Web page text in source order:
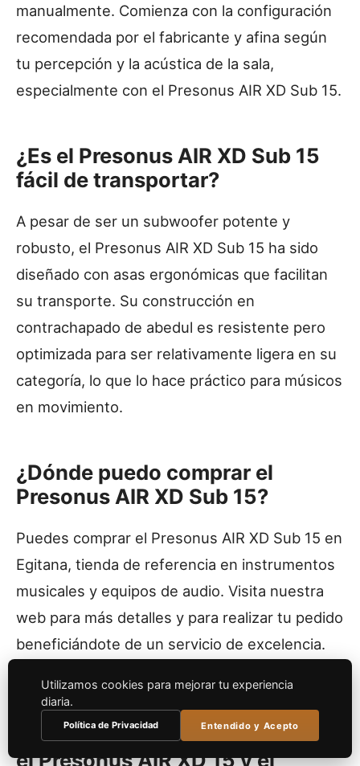
manualmente. Comienza con la configuración
recomendada por el fabricante y afina según
tu percepción y la acústica de la sala,
especialmente con el Presonus AIR XD Sub 15.
¿Es el Presonus AIR XD Sub 15
fácil de transportar?
A pesar de ser un subwoofer potente y
robusto, el Presonus AIR XD Sub 15 ha sido
diseñado con asas ergonómicas que facilitan
su transporte. Su construcción en
contrachapado de abedul es resistente pero
optimizada para ser relativamente ligera en su
categoría, lo que lo hace práctico para músicos
en movimiento.
¿Dónde puedo comprar el
Presonus AIR XD Sub 15?
Puedes comprar el Presonus AIR XD Sub 15 en
Egitana, tienda de referencia en instrumentos
musicales y equipos de audio. Visita nuestra
web para más detalles y para realizar tu pedido
beneficiándote de un servicio de excelencia.
¿Existe alguna diferencia entre
el Presonus AIR XD 15 y el
Utilizamos cookies para mejorar tu experiencia
diaria.
Política de Privacidad Entendido y Acepto